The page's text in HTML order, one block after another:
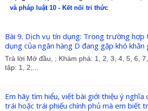
và pháp luật 10 - Kết nối tri thức
Bài 9. Dịch vụ tín dụng: Trong trường hợp
dụng của ngân hàng D đang gặp khó khăn
Trả lời Mở đầu, ; Khám phá: 1, 2, 3, 4, 5, 6,
tập: 1, 2,...
Em hãy tìm hiểu, viết bài giới thiệu ý nghĩa
trái hoặc trái phiếu chính phủ mà em biết